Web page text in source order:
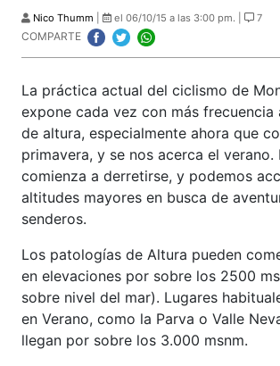
Nico Thumm el 06/10/15 a las 3:00 pm. | 7
COMPARTE
La práctica actual del ciclismo de
expone cada vez con más frecuencia
de altura, especialmente ahora que
primavera, y se nos acerca el verano.
comienza a derretirse, y podemos
altitudes mayores en busca de
senderos.
Los patologías de Altura pueden
en elevaciones por sobre los 2500
sobre nivel del mar). Lugares
en Verano, como la Parva o Valle
llegan por sobre los 3.000 msnm.